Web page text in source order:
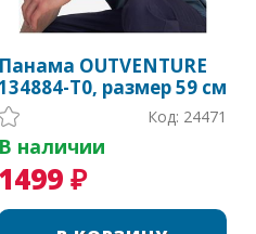
Панама OUTVENTURE
T0, размер 59 см
Код: 24471
В наличии
1499 ₽